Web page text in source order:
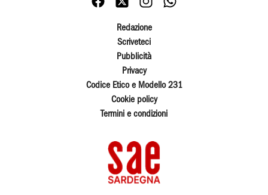
Redazione
Scriveteci
Pubblicità
Privacy
Codice Etico e Modello 231
Cookie policy
Termini e condizioni